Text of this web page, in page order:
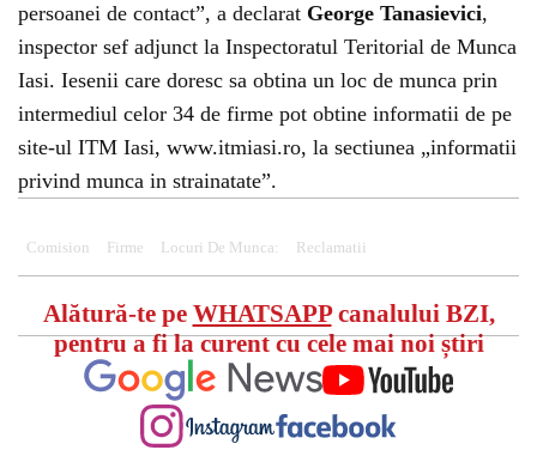
persoanei de contact”, a declarat George Tanasievici,
inspector sef adjunct la Inspectoratul Teritorial de Munca
Iasi. Iesenii care doresc sa obtina un loc de munca prin
intermediul celor 34 de firme pot obtine informatii de pe
site-ul ITM Iasi, www.itmiasi.ro, la sectiunea „informatii
privind munca in strainatate”.
Comision Firme Locuri De Munca: Reclamatii
Alătură-te pe WHATSAPPcanalului BZI,
pentru a fi la curent cu cele mai noi știri